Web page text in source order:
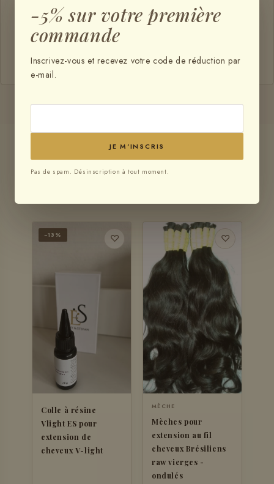
Prix total : €444,80
VOUS AIMEREZ AUSSI
♡
−13%
Colle à résine
Vlight ES pour
extension de
cheveux V-light
♡
MÈCHE
Mèches pour
extension au fil
cheveux Brésiliens
raw vierges -
ondulés
-5% sur votre première
commande
Inscrivez-vous et recevez votre code de réduction par
e-mail.
JE M'INSCRIS
Pas de spam. Désinscription à tout moment.